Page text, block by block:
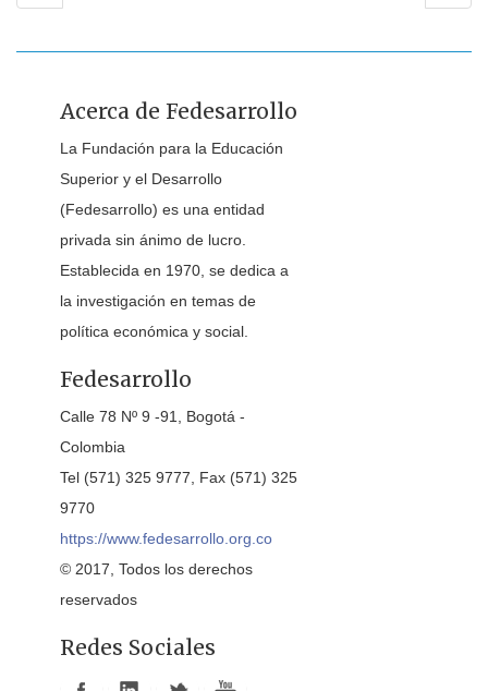
Acerca de Fedesarrollo
La Fundación para la Educación
Superior y el Desarrollo
(Fedesarrollo) es una entidad
privada sin ánimo de lucro.
Establecida en 1970, se dedica a
la investigación en temas de
política económica y social.
Fedesarrollo
Calle 78 Nº 9 -91, Bogotá -
Colombia
Tel (571) 325 9777, Fax (571) 325
9770
https://www.fedesarrollo.org.co
© 2017, Todos los derechos
reservados
Redes Sociales